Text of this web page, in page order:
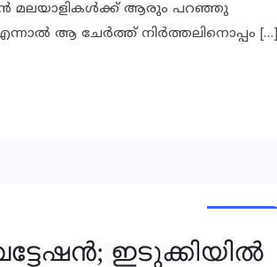
മലയാളികള്‍ക്ക് ആരും പറഞ്ഞു
ആ ചേര്‍ത്ത് നിര്‍ത്തലിനൊപ്പം […]
ഇടുക്കിയില്‍